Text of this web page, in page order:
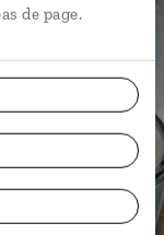
de page.
à nos
au plus
du pays.